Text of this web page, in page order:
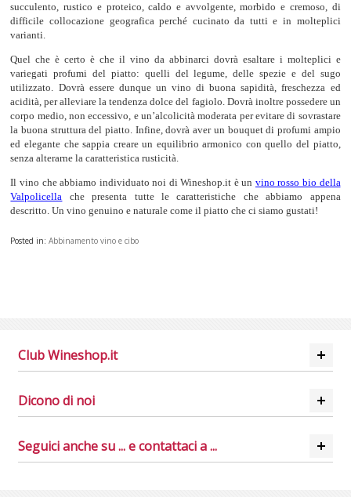
succulento, rustico e proteico, caldo e avvolgente, morbido e cremoso, di
difficile collocazione geografica perché cucinato da tutti e in molteplici
varianti.
Quel che è certo è che il vino da abbinarci dovrà esaltare i molteplici e
variegati profumi del piatto: quelli del legume, delle spezie e del sugo
utilizzato. Dovrà essere dunque un vino di buona sapidità, freschezza ed
acidità, per alleviare la tendenza dolce del fagiolo. Dovrà inoltre possedere un
corpo medio, non eccessivo, e un’alcolicità moderata per evitare di sovrastare
la buona struttura del piatto. Infine, dovrà aver un bouquet di profumi ampio
ed elegante che sappia creare un equilibrio armonico con quello del piatto,
senza alterarne la caratteristica rusticità.
Il vino che abbiamo individuato noi di Wineshop.it è un vino rosso bio della
Valpolicella che presenta tutte le caratteristiche che abbiamo appena
descritto. Un vino genuino e naturale come il piatto che ci siamo gustati!
Posted in:Abbinamento vino e cibo
Club Wineshop.it
Dicono di noi
Seguici anche su ... e contattaci a ...